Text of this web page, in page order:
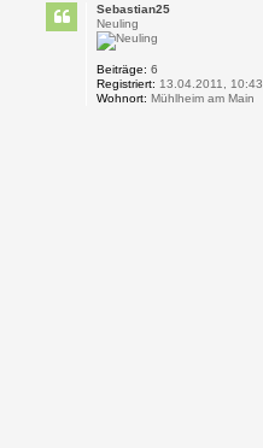
Sebastian25
Neuling
Beiträge: 6
Registriert: 13.04.2011, 10:43
Wohnort: Mühlheim am Main